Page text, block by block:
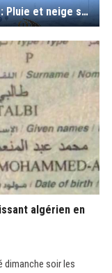
Météo : Pluie et neige sur plusieurs régions du Nord du pays (Vidéo)
algérien en
dimanche soir les